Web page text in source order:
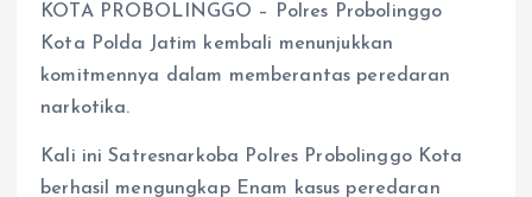
KOTA PROBOLINGGO – Polres Probolinggo
Kota Polda Jatim kembali menunjukkan
komitmennya dalam memberantas peredaran
narkotika.
Kali ini Satresnarkoba Polres Probolinggo Kota
berhasil mengungkap Enam kasus peredaran